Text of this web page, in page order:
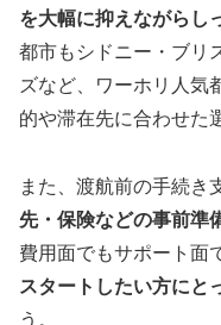
を大幅に抑えながらし
都市もシドニー・ブリ
ズなど、ワーホリ人気
的や滞在先に合わせた
また、渡航前の手続き
先・保険などの事前準
費用面でもサポート面
スタートしたい方にと
う。